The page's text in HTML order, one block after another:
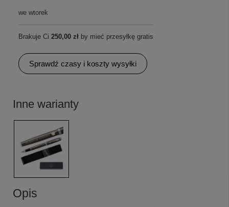
we wtorek
Brakuje Ci 250,00 zł by mieć przesyłkę gratis
Sprawdź czasy i koszty wysyłki
Inne warianty
Opis